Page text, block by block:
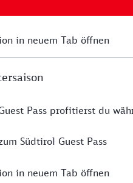
in neuem Tab öffnen
Pass profitierst du
Südtirol Guest Pass
in neuem Tab öffnen